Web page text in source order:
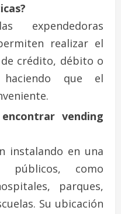
realizar el
crédito, débito o
haciendo que el
vending
instalando en una
públicos, como
parques,
Su ubicación